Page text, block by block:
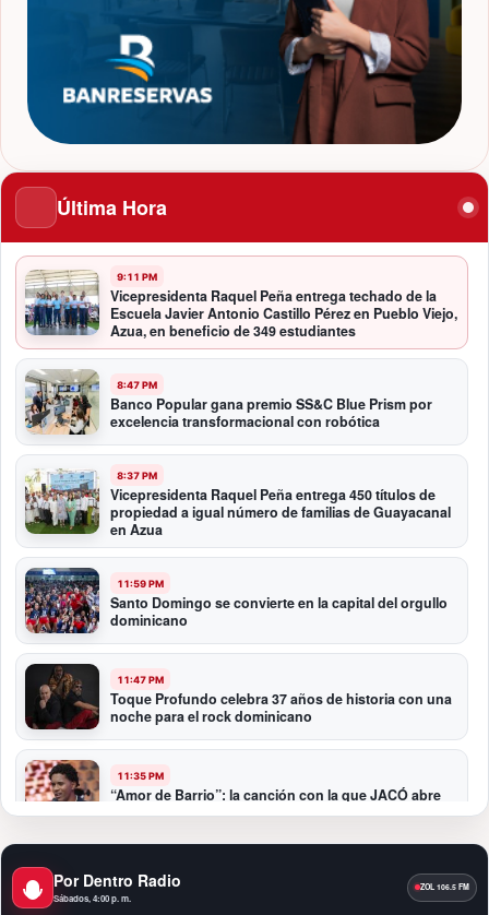
Última Hora
9:11 PM
Vicepresidenta Raquel Peña entrega techado de la
Escuela Javier Antonio Castillo Pérez en Pueblo Viejo,
Azua, en beneficio de 349 estudiantes
8:47 PM
Banco Popular gana premio SS&C Blue Prism por
excelencia transformacional con robótica
8:37 PM
Vicepresidenta Raquel Peña entrega 450 títulos de
propiedad a igual número de familias de Guayacanal
en Azua
11:59 PM
Santo Domingo se convierte en la capital del orgullo
dominicano
11:47 PM
Toque Profundo celebra 37 años de historia con una
noche para el rock dominicano
11:35 PM
“Amor de Barrio”: la canción con la que JACÓ abre
un nuevo capítulo en la bachata
Presidente Abinader participa en la transmisión de
mando presidencial de Abelardo de la Espriella en
Por Dentro Radio
Sábados, 4:00 p. m.